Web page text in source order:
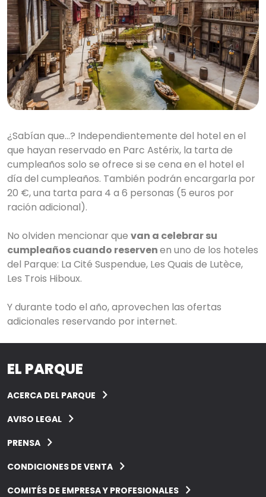
¿Sabían que…? Independientemente del hotel en el
que hayan reservado en Parc Astérix, la tarta de
cumpleaños solo se ofrece si se cena en el hotel el
día del cumpleaños. También podrán encargarla por
20 €, una tarta para 4 a 6 personas (5 euros por
ración adicional).
No olviden mencionar que van a celebrar su
cumpleaños cuando reservenen uno de los hoteles
del Parque: La Cité Suspendue, Les Quais de Lutèce,
Les Trois Hiboux.
Y durante todo el año, aprovechen las ofertas
adicionales reservando por internet.
EL PARQUE
ACERCA DEL PARQUE
AVISO LEGAL
PRENSA
CONDICIONES DE VENTA
COMITÉS DE EMPRESA Y PROFESIONALES